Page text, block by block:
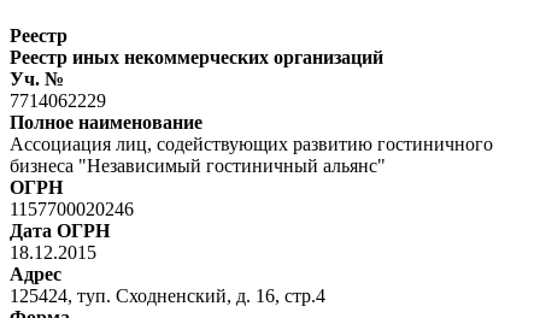
Реестр
Реестр иных некоммерческих организаций
Уч. №
7714062229
Полное наименование
Ассоциация лиц, содействующих развитию гостиничного
бизнеса "Независимый гостиничный альянс"
ОГРН
1157700020246
Дата ОГРН
18.12.2015
Адрес
125424, туп. Сходненский, д. 16, стр.4